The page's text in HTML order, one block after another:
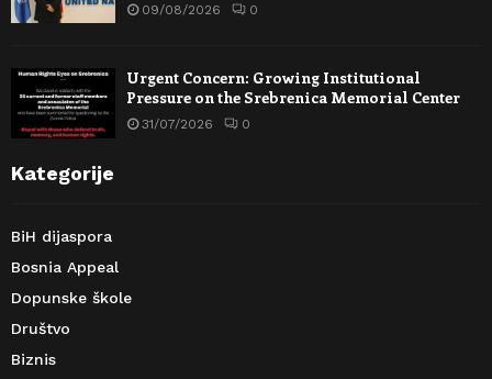
09/08/2026 0
Urgent Concern: Growing Institutional
Pressure on the Srebrenica Memorial Center
31/07/2026 0
Kategorije
BiH dijaspora
Bosnia Appeal
Dopunske škole
Društvo
Biznis